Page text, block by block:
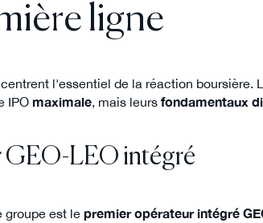
ligne
l'essentiel de la réaction boursière.
IPO maximale, mais leursfondamentaux
GEO-LEO intégré
groupe est lepremier opérateur intégré